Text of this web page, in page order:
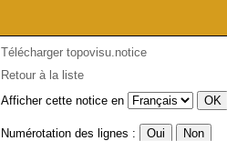
Télécharger topovisu.notice
Retour à la liste
Afficher cette notice en
Numérotation des lignes :